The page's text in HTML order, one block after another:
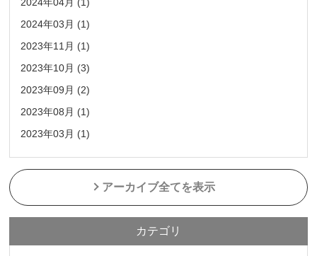
2024年03月 (1)
2023年11月 (1)
2023年10月 (3)
2023年09月 (2)
2023年08月 (1)
2023年03月 (1)
アーカイブ全てを表示
カテゴリ